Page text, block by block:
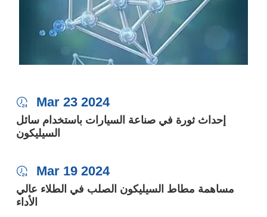
 Mar 23 2024
إحداث ثورة في صناعة السيارات باستخدام سائل
السيليكون
 Mar 19 2024
مساهمة مطاط السيليكون الصلب في الطلاء عالي
الأداء